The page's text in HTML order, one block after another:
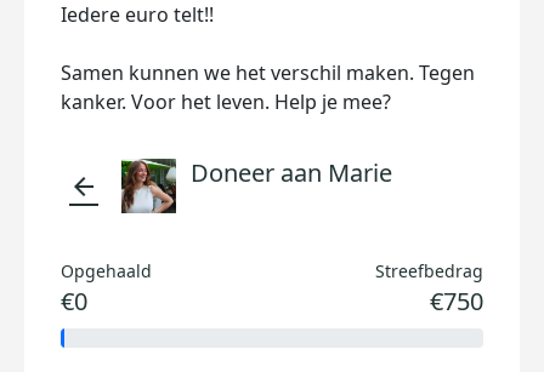
Iedere euro telt!!
Samen kunnen we het verschil maken. Tegen
kanker. Voor het leven. Help je mee?
arrow_back Doneer aan Marie
Opgehaald
€0
Streefbedrag
€750